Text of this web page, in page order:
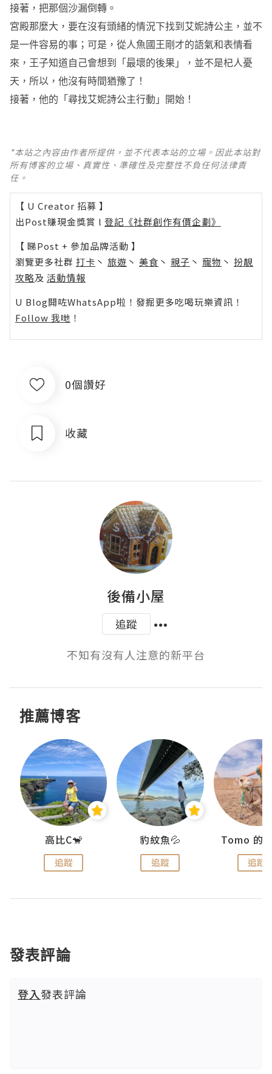
接著，把那個沙漏倒轉。
宮殿那麼大，要在沒有頭緒的情況下找到艾妮詩公主，並不
是一件容易的事；可是，從人魚國王剛才的語氣和表情看
來，王子知道自己會想到「最壞的後果」，並不是杞人憂
天，所以，他沒有時間猶豫了！
接著，他的「尋找艾妮詩公主行動」開始！
*本站之內容由作者所提供，並不代表本站的立場。因此本站對
所有博客的立場、真實性、準確性及完整性不負任何法律責
任。
【 U Creator 招募 】
出Post賺現金獎賞 l 登記《社群創作有價企劃》
【 睇Post + 參加品牌活動 】
瀏覽更多社群 打卡 丶 旅遊 丶 美食 丶 親子 丶 寵物 丶 扮靚
攻略及 活動情報
U Blog開咗WhatsApp啦！發掘更多吃喝玩樂資訊！
Follow 我哋 ！
0個讚好
收藏
後備小屋
追蹤
不知有沒有人注意的新平台
推薦博客
高比C🐒
追蹤
豹紋魚💦
追蹤 追蹤
發表評論
登入發表評論